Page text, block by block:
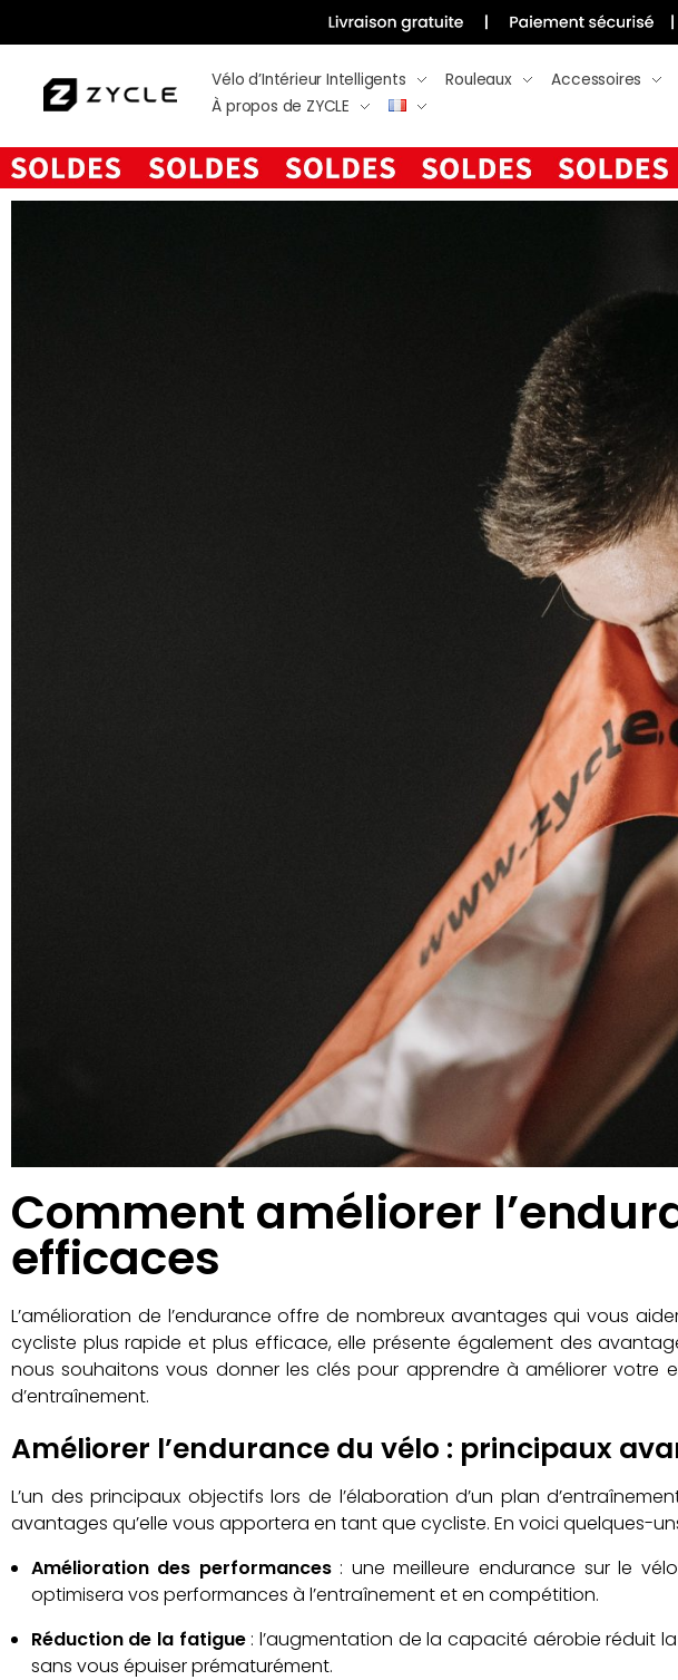
Vélo d’Intérieur Intelligents Rouleaux Accessoires
À propos de ZYCLE
Comment améliorer
efficaces
L’amélioration de l’endurance offre de nombreux avantages qui vous
cycliste plus rapide et plus efficace, elle présente également des
nous souhaitons vous donner les clés pour apprendre à améliorer votre
d’entraînement.
Améliorer l’endurance du vélo : principaux
L’un des principaux objectifs lors de l’élaboration d’un plan
avantages qu’elle vous apportera en tant que cycliste. En voici quelques-
Amélioration des performances : une meilleure endurance sur le
optimisera vos performances à l’entraînement et en compétition.
Réduction de la fatigue : l’augmentation de la capacité aérobie réduit
sans vous épuiser prématurément.